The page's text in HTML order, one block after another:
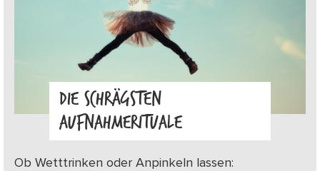
DIE SCHRÄGSTEN
AUFNAHMERITUALE
Ob Wetttrinken oder Anpinkeln lassen: